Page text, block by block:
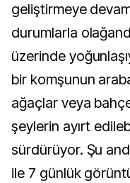
geliştirmeye
durumlarla
üzerinde
bir komşunun
ağaçlar veya
şeylerin ayırt
sürdürüyor. Şu
ile 7 günlük